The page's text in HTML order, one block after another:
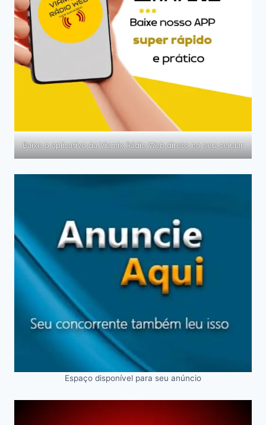
Baixe o aplicativo da Viamix Rádio Web direto no seu celular
Espaço disponível para seu anúncio